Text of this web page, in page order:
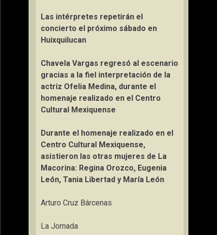
Las intérpretes repetirán el
concierto el próximo sábado en
Huixquilucan
Chavela Vargas regresó al escenario
gracias a la fiel interpretación de la
actriz Ofelia Medina, durante el
homenaje realizado en el Centro
Cultural Mexiquense
Durante el homenaje realizado en el
Centro Cultural Mexiquense,
asistieron las otras mujeres de La
Macorina: Regina Orozco, Eugenia
León, Tania Libertad y María León
Arturo Cruz Bárcenas
La Jornada